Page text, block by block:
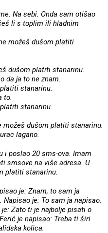
Na sebi. Onda sam otišao
li s toplim ili hladnim
možeš dušom platiti
dušom platiti stanarinu.
da ja to ne znam.
stanarinu.
to.
stanarinu.
možeš dušom platiti stanarinu.
lagano.
i poslao 20 sms-ova. Imam
smsove na više adresa. U
platiti stanarinu.
je: Znam, to sam ja
je: To sam ja napisao.
Zato ti je najbolje pisati o
je napisao: Treba ti širi
kolica.